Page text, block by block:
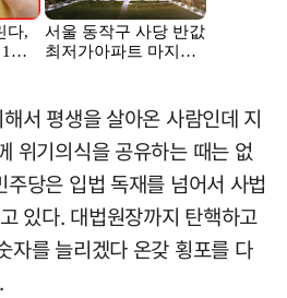
서 평생을 살아온 사람인데 지
위기의식을 공유하는 때는 없
당은 입법 독재를 넘어서 사법
있다. 대법원장까지 탄핵하고
자를 늘리겠다 온갖 횡포를 다